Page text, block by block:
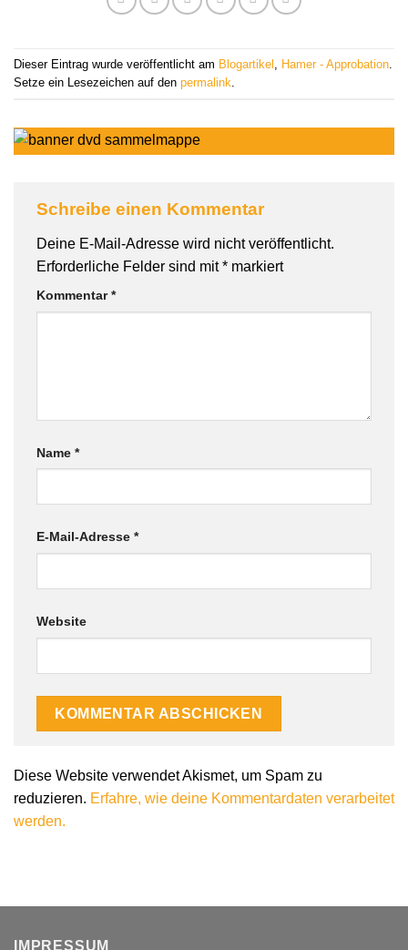
Dieser Eintrag wurde veröffentlicht am Blogartikel Hamer - Approbation
Setze ein Lesezeichen auf den permalink
Schreibe einen Kommentar
Deine E-Mail-Adresse wird nicht veröffentlicht.
Erforderliche Felder sind mit* markiert
Kommentar*
Name *
E-Mail-Adresse *
Website
Diese Website verwendet Akismet, um Spam zu
reduzieren. Erfahre, wie deine Kommentardaten verarbeitet
werden.
IMPRESSUM